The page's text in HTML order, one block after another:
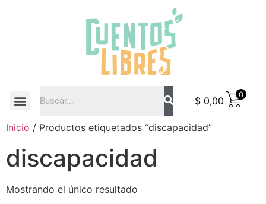
$ 0,00
0
Inicio / Productos etiquetados “discapacidad”
discapacidad
Mostrando el único resultado